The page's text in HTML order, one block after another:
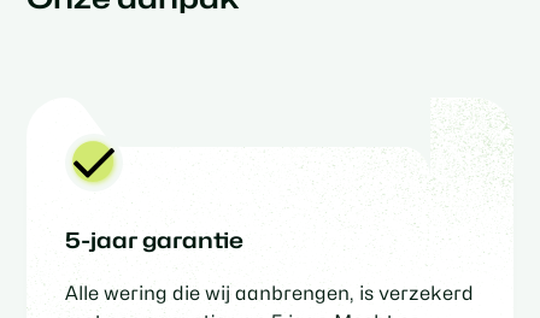
5-jaar garantie
Alle wering die wij aanbrengen, is verzekerd